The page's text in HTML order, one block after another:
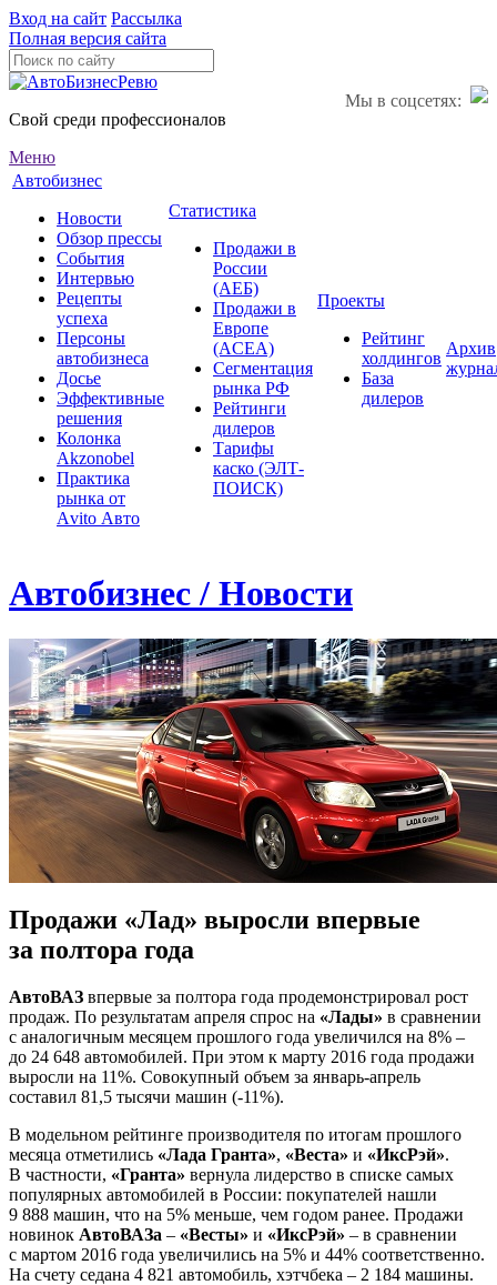
Вход на сайт Рассылка
Полная версия сайта
Мы в соцсетях:
Свой среди профессионалов
Меню
Автобизнес
Новости
Обзор прессы
События
Интервью
Рецепты
успеха
Персоны
автобизнеса
Досье
Эффективные
решения
Колонка
Akzonobel
Практика
рынка от
Аvito Авто
Статистика
Продажи в
России
(АЕБ)
Продажи в
Европе
(ACEA)
Сегментация
рынка РФ
Рейтинги
дилеров
Тарифы
каско (ЭЛТ-
ПОИСК)
Проекты
Рейтинг
холдингов
База
дилеров
Архив
Автобизнес / Новости
Продажи «Лад» выросли впервые
за полтора года
АвтоВАЗ впервые за полтора года продемонстрировал рост
продаж. По результатам апреля спрос на «Лады» в сравнении
с аналогичным месяцем прошлого года увеличился на 8% –
до 24 648 автомобилей. При этом к марту 2016 года продажи
выросли на 11%. Совокупный объем за январь-апрель
составил 81,5 тысячи машин (-11%).
В модельном рейтинге производителя по итогам прошлого
месяца отметились «Лада Гранта», «Веста» и «ИксРэй».
В частности, «Гранта» вернула лидерство в списке самых
популярных автомобилей в России: покупателей нашли
9 888 машин, что на 5% меньше, чем годом ранее. Продажи
новинок АвтоВАЗа – «Весты» и «ИксРэй» – в сравнении
с мартом 2016 года увеличились на 5% и 44% соответственно.
На счету седана 4 821 автомобиль, хэтчбека – 2 184 машины.